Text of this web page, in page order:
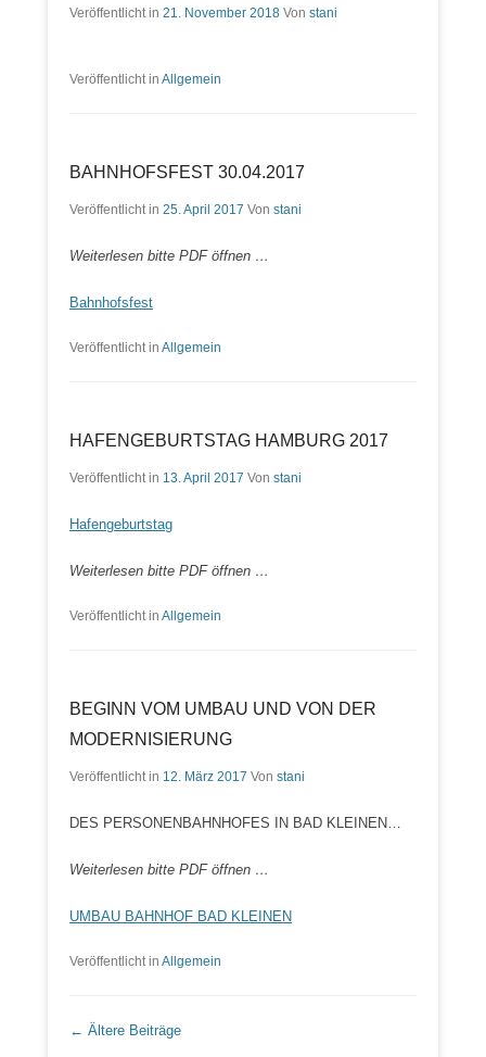
Veröffentlicht in 21. November 2018 Von stani
Veröffentlicht in Allgemein
BAHNHOFSFEST 30.04.2017
Veröffentlicht in 25. April 2017 Von stani
Weiterlesen bitte PDF öffnen …
Bahnhofsfest
Veröffentlicht in Allgemein
HAFENGEBURTSTAG HAMBURG 2017
Veröffentlicht in 13. April 2017 Von stani
Hafengeburtstag
Weiterlesen bitte PDF öffnen …
Veröffentlicht in Allgemein
BEGINN VOM UMBAU UND VON DER
MODERNISIERUNG
Veröffentlicht in 12. März 2017 Von stani
DES PERSONENBAHNHOFES IN BAD KLEINEN…
Weiterlesen bitte PDF öffnen …
UMBAU BAHNHOF BAD KLEINEN
Veröffentlicht in Allgemein
Beitrags Übersicht
← Ältere Beiträge